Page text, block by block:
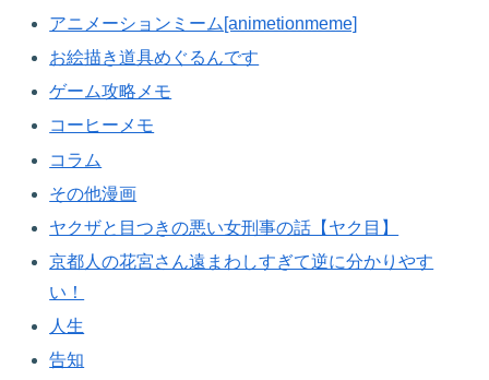
アニメーションミーム[animetionmeme]
お絵描き道具めぐるんです
ゲーム攻略メモ
コーヒーメモ
コラム
その他漫画
ヤクザと目つきの悪い女刑事の話【ヤク目】
京都人の花宮さん遠まわしすぎて逆に分かりやす
い！
人生
告知